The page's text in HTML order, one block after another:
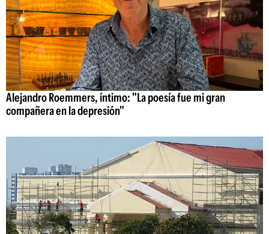
Alejandro Roemmers, íntimo: "La poesía fue mi gran
compañera en la depresión"